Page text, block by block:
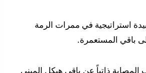
استراتيجية في ممرات الرمة
باقي المستعمرة.
المصابة ذاتياً عن باقي هيكل المبنى